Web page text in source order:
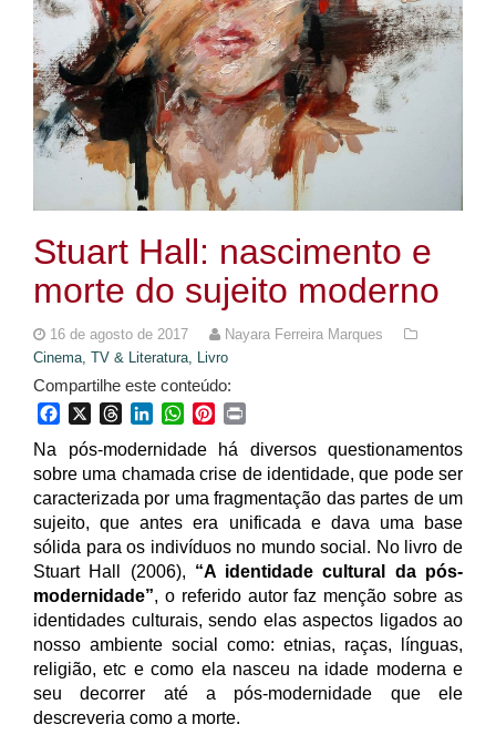
Stuart Hall: nascimento e
morte do sujeito moderno
16 de agosto de 2017
Nayara Ferreira Marques
Cinema, TV & Literatura,
Livro
Compartilhe este conteúdo:
FacebookThreadsLinkedInWhatsApp
Pinterest
Na pós-modernidade há diversos questionamentos
sobre uma chamada crise de identidade, que pode ser
caracterizada por uma fragmentação das partes de um
sujeito, que antes era unificada e dava uma base
sólida para os indivíduos no mundo social. No livro de
Stuart Hall (2006), “A identidade cultural da pós-
modernidade”, o referido autor faz menção sobre as
identidades culturais, sendo elas aspectos ligados ao
nosso ambiente social como: etnias, raças, línguas,
religião, etc e como ela nasceu na idade moderna e
seu decorrer até a pós-modernidade que ele
descreveria como a morte.